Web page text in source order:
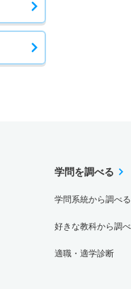
学問を調べる
学問系統から調べる
好きな教科から調
適職・適学診断